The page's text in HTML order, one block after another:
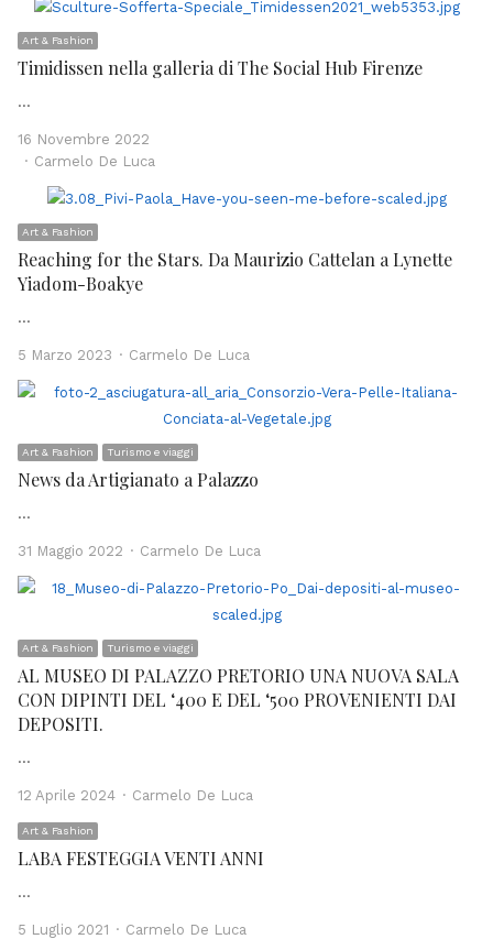
Art & Fashion
Timidissen nella galleria di The Social Hub Firenze
…
16 Novembre 2022
Author
Carmelo De Luca
Art & Fashion
Reaching for the Stars. Da Maurizio Cattelan a Lynette
Yiadom-Boakye
…
5 Marzo 2023 Author
Carmelo De Luca
Art & Fashion Turismo e viaggi
News da Artigianato a Palazzo
…
31 Maggio 2022 Author
Carmelo De Luca
Art & Fashion Turismo e viaggi
AL MUSEO DI PALAZZO PRETORIO UNA NUOVA SALA
CON DIPINTI DEL ‘400 E DEL ‘500 PROVENIENTI DAI
DEPOSITI.
…
12 Aprile 2024 Author
Carmelo De Luca
Art & Fashion
LABA FESTEGGIA VENTI ANNI
…
5 Luglio 2021 Author
Carmelo De Luca